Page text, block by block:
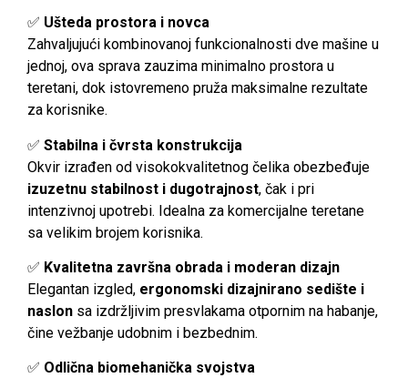
✅ Ušteda prostora i novca
Zahvaljujući kombinovanoj funkcionalnosti dve mašine u
jednoj, ova sprava zauzima minimalno prostora u
teretani, dok istovremeno pruža maksimalne rezultate
za korisnike.
✅ Stabilna i čvrsta konstrukcija
Okvir izrađen od visokokvalitetnog čelika obezbeđuje
izuzetnu stabilnost i dugotrajnost, čak i pri
intenzivnoj upotrebi. Idealna za komercijalne teretane
sa velikim brojem korisnika.
✅ Kvalitetna završna obrada i moderan dizajn
Elegantan izgled, ergonomski dizajnirano sedište i
naslon sa izdržljivim presvlakama otpornim na habanje,
čine vežbanje udobnim i bezbednim.
✅ Odlična biomehanička svojstva